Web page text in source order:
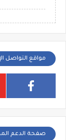
مواقع التواصل
صفحة الدعم